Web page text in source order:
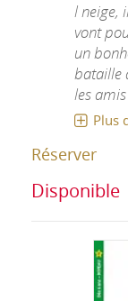
l neige,
vont
un
bataille
les
Plus
Réserver
Disponible